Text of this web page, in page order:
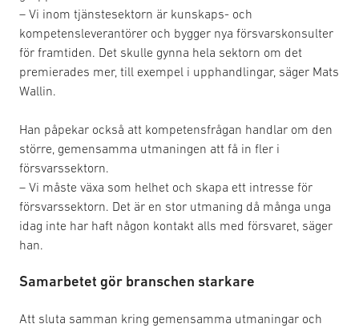
– Vi inom tjänstesektorn är kunskaps- och
kompetensleverantörer och bygger nya försvarskonsulter
för framtiden. Det skulle gynna hela sektorn om det
premierades mer, till exempel i upphandlingar, säger Mats
Wallin.
Han påpekar också att kompetensfrågan handlar om den
större, gemensamma utmaningen att få in fler i
försvarssektorn.
– Vi måste växa som helhet och skapa ett intresse för
försvarssektorn. Det är en stor utmaning då många unga
idag inte har haft någon kontakt alls med försvaret, säger
han.
Samarbetet gör branschen starkare
Att sluta samman kring gemensamma utmaningar och